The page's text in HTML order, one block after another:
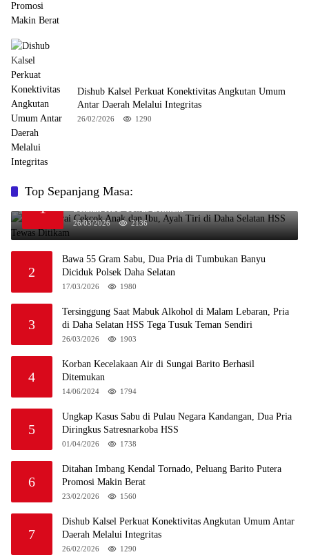
Dishub Kalsel Perkuat Konektivitas Angkutan Umum
Antar Daerah Melalui Integritas
26/02/2026 1290
Top Sepanjang Masa:
1
Niat Melerai Cekcok Anak dan Ibu, Ayah Tiri di Daha
Selatan HSS Tewas Ditikam
26/03/2026 2136
2
Bawa 55 Gram Sabu, Dua Pria di Tumbukan Banyu
Diciduk Polsek Daha Selatan
17/03/2026 1980
3
Tersinggung Saat Mabuk Alkohol di Malam Lebaran, Pria
di Daha Selatan HSS Tega Tusuk Teman Sendiri
26/03/2026 1903
4
Korban Kecelakaan Air di Sungai Barito Berhasil
Ditemukan
14/06/2024 1794
5
Ungkap Kasus Sabu di Pulau Negara Kandangan, Dua Pria
Diringkus Satresnarkoba HSS
01/04/2026 1738
6
Ditahan Imbang Kendal Tornado, Peluang Barito Putera
Promosi Makin Berat
23/02/2026 1560
7
Dishub Kalsel Perkuat Konektivitas Angkutan Umum Antar
Daerah Melalui Integritas
26/02/2026 1290